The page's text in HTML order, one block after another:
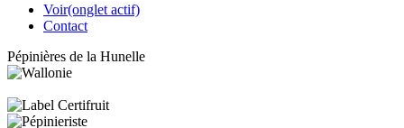
Voir(onglet actif)
Contact
Pépinières de la Hunelle